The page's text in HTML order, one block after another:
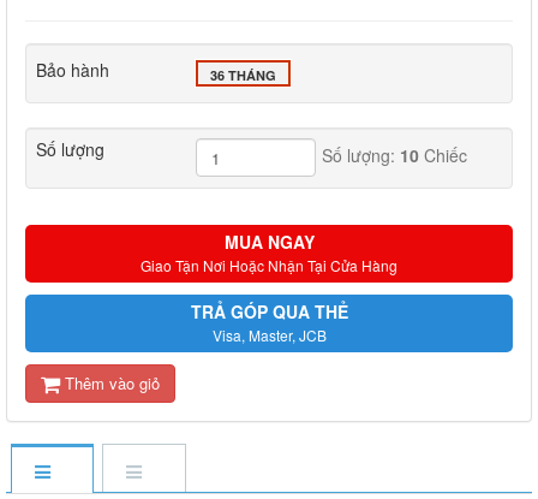
Bảo hành 36 THÁNG
Số lượng Số lượng: 10Chiếc
MUA NGAY
Giao Tận Nơi Hoặc Nhận Tại Cửa Hàng
TRẢ GÓP QUA THẺ
Visa, Master, JCB
Thêm vào giỏ